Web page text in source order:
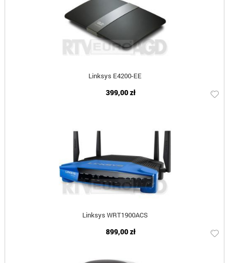
Linksys E4200-EE
399,00 zł
Linksys WRT1900ACS
899,00 zł